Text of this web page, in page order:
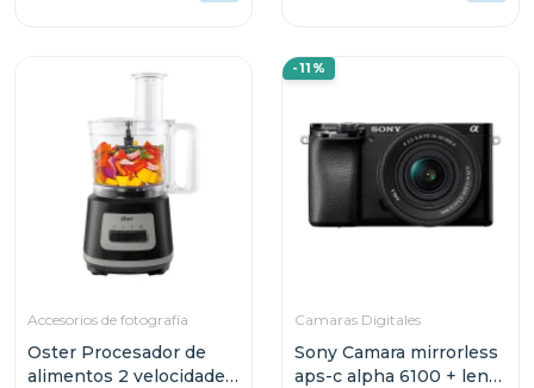
Accesorios de fotografía
Oster Procesador de
alimentos 2 velocidades
-11%
Camaras Digitales
Sony Camara mirrorless
aps-c alpha 6100 + lente